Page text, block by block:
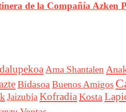
de la Compañía Azken
Ama Shantalen
BidasoaBuenos Amigos
JaizubíaKofradiaKosta